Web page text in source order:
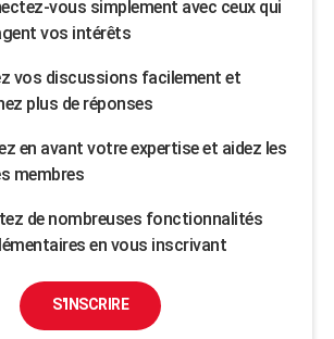
vous simplement avec ceux qui
vos intérêts
vos discussions facilement et
plus de réponses
en avant votre expertise et aidez les
membres
de nombreuses fonctionnalités
en vous inscrivant
S'INSCRIRE